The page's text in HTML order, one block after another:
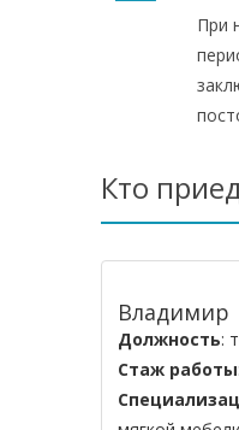
При
Кто
Владимир
Должность:
Стаж работы